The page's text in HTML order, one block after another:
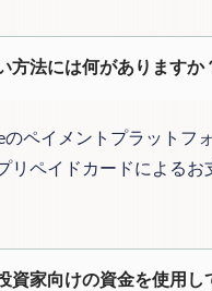
方法には何がありますか
のペイメントプラットフ
リペイドカードによる
資家向けの資金を使用